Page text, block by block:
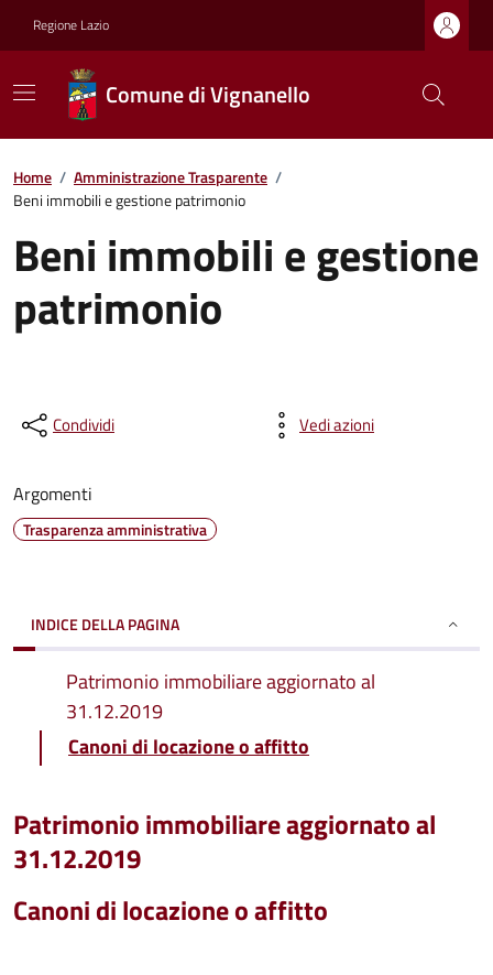
Regione Lazio
Comune di Vignanello
Home / Amministrazione Trasparente /
Beni immobili e gestione patrimonio
Beni immobili e gestione
patrimonio
Condividi Vedi azioni
Argomenti
Trasparenza amministrativa
INDICE DELLA PAGINA
Patrimonio immobiliare aggiornato al
31.12.2019
Canoni di locazione o affitto
Patrimonio immobiliare aggiornato al
31.12.2019
Canoni di locazione o affitto